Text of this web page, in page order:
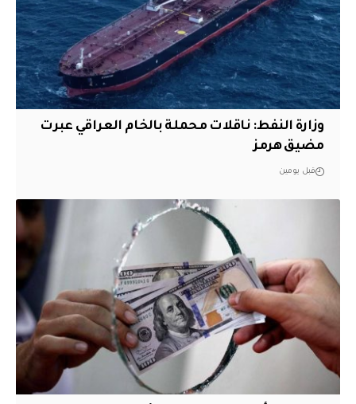
وزارة النفط: ناقلات محملة بالخام العراقي عبرت
مضيق هرمز
قبل يومين